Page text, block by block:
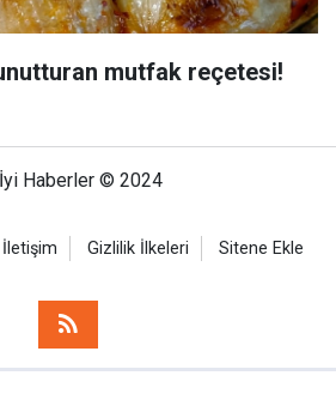
mutfak reçetesi!
Haberler © 2024
İletişim Gizlilik İlkeleri Sitene Ekle